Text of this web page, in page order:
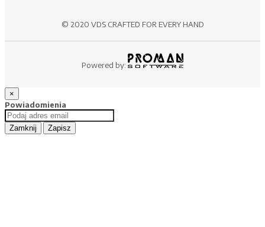
© 2020 VDS CRAFTED FOR EVERY HAND
Powered by:
×
Powiadomienia
Zamknij Zapisz